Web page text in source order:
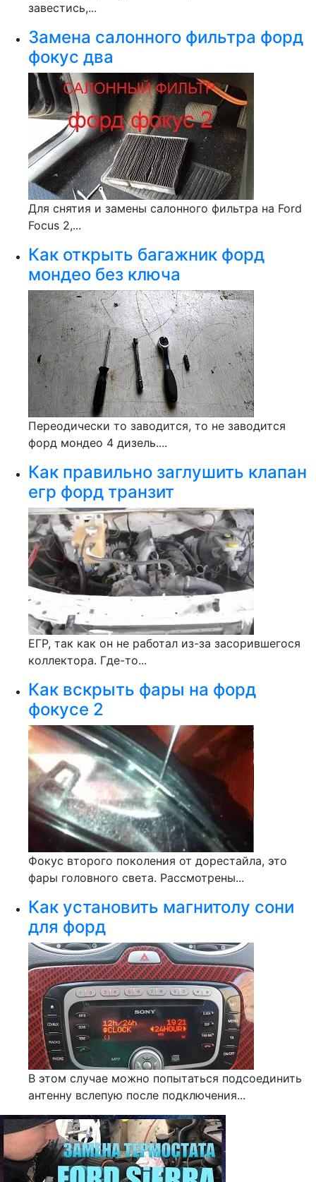
завестись,...
Замена салонного фильтра форд
фокус два
Для снятия и замены салонного фильтра на Ford
Focus 2,...
Как открыть багажник форд
мондео без ключа
Переодически то заводится, то не заводится
форд мондео 4 дизель....
Как правильно заглушить клапан
егр форд транзит
ЕГР, так как он не работал из-за засорившегося
коллектора. Где-то...
Как вскрыть фары на форд
фокусе 2
Фокус второго поколения от дорестайла, это
фары головного света. Рассмотрены...
Как установить магнитолу сони
для форд
В этом случае можно попытаться подсоединить
антенну вслепую после подключения...